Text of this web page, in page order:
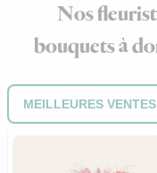
Nos
bouquets à